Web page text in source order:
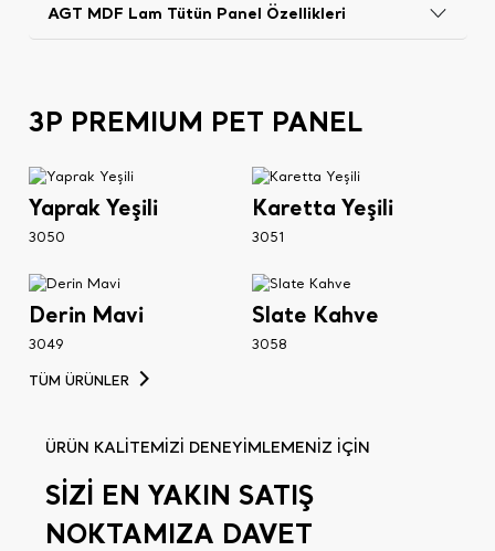
AGT MDF Lam Tütün Panel Özellikleri
3P PREMIUM PET PANEL
Yaprak Yeşili
3050
Karetta Yeşili
3051
Derin Mavi
3049
Slate Kahve
3058
TÜM ÜRÜNLER
ÜRÜN KALİTEMİZİ DENEYİMLEMENİZ İÇİN
SİZİ EN YAKIN SATIŞ
NOKTAMIZA DAVET